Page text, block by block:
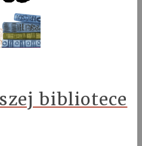
bibliotece